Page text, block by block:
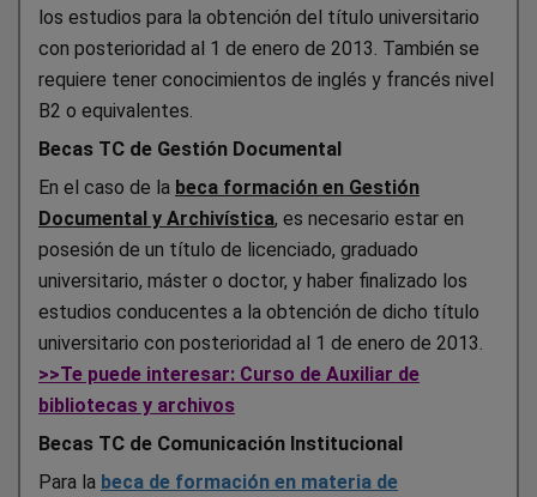
los estudios para la obtención del título universitario
con posterioridad al 1 de enero de 2013. También se
requiere tener conocimientos de inglés y francés nivel
B2 o equivalentes.
Becas TC de Gestión Documental
En el caso de la beca formación en Gestión
Documental y Archivística, es necesario estar en
posesión de un título de licenciado, graduado
universitario, máster o doctor, y haber finalizado los
estudios conducentes a la obtención de dicho título
universitario con posterioridad al 1 de enero de 2013.
>>Te puede interesar: Curso de Auxiliar de
bibliotecas y archivos
Becas TC de Comunicación Institucional
Para la beca de formación en materia de